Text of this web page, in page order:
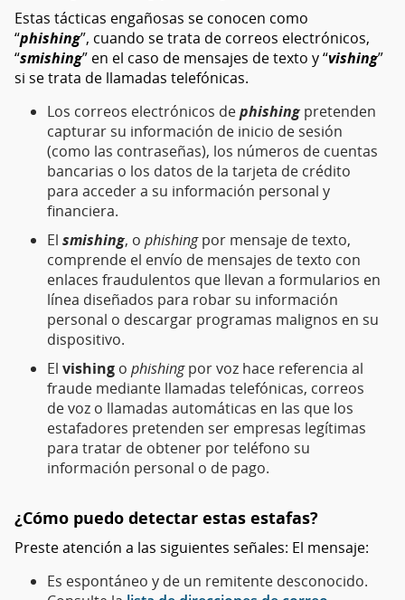
Estas tácticas engañosas se conocen como
“phishing”, cuando se trata de correos electrónicos,
“smishing” en el caso de mensajes de texto y “vishing”
si se trata de llamadas telefónicas.
Los correos electrónicos dephishingpretenden
capturar su información de inicio de sesión
(como las contraseñas), los números de cuentas
bancarias o los datos de la tarjeta de crédito
para acceder a su información personal y
financiera.
El smishing, o phishingpor mensaje de texto,
comprende el envío de mensajes de texto con
enlaces fraudulentos que llevan a formularios en
línea diseñados para robar su información
personal o descargar programas malignos en su
dispositivo.
El vishing o phishingpor voz hace referencia al
fraude mediante llamadas telefónicas, correos
de voz o llamadas automáticas en las que los
estafadores pretenden ser empresas legítimas
para tratar de obtener por teléfono su
información personal o de pago.
¿Cómo puedo detectar estas estafas?
Preste atención a las siguientes señales: El mensaje:
Es espontáneo y de un remitente desconocido.